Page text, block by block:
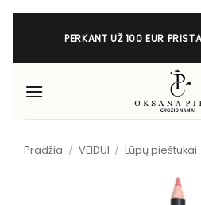
Skip
PERKANT UŽ 100 EUR
Pradžia / VEIDUI / Lūpų pieštukai